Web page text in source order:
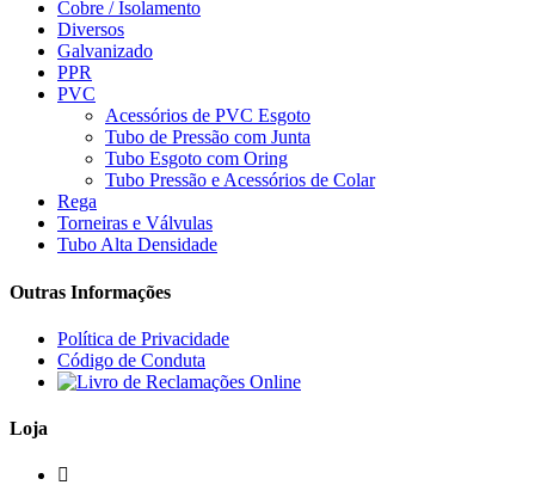
Cobre / Isolamento
Diversos
Galvanizado
PPR
PVC
Acessórios de PVC Esgoto
Tubo de Pressão com Junta
Tubo Esgoto com Oring
Tubo Pressão e Acessórios de Colar
Rega
Torneiras e Válvulas
Tubo Alta Densidade
Outras Informações
Política de Privacidade
Código de Conduta
Loja